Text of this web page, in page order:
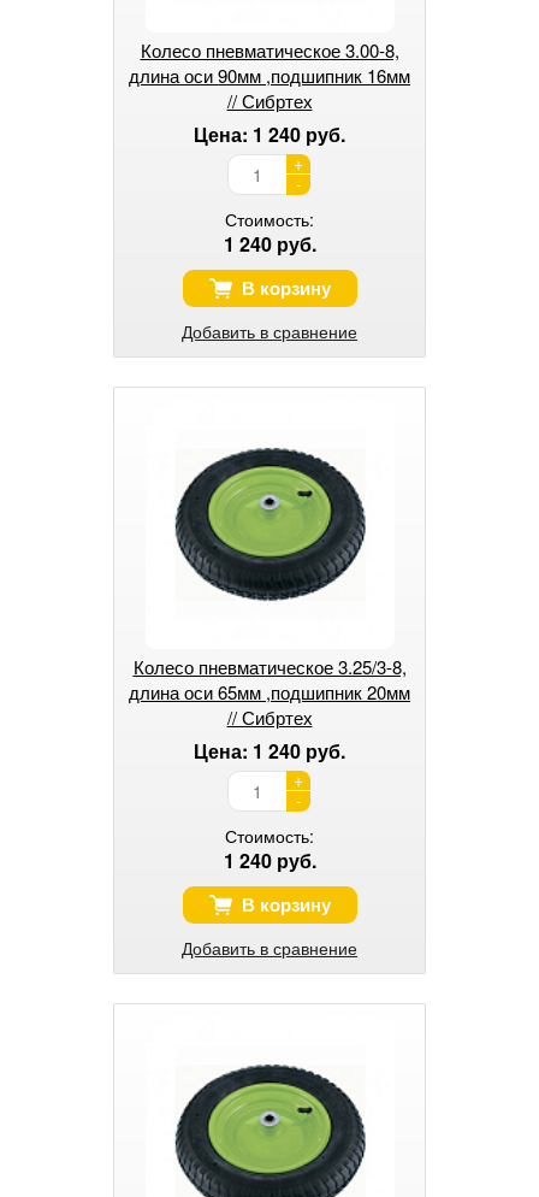
Колесо пневматическое 3.00-8,
длина оси 90мм ,подшипник 16мм
// Сибртех
Цена: 1 240 руб.
+
-
Стоимость:
1 240 руб.
В корзину
Добавить в сравнение
Колесо пневматическое 3.25/3-8,
длина оси 65мм ,подшипник 20мм
// Сибртех
Цена: 1 240 руб.
+
-
Стоимость:
1 240 руб.
В корзину
Добавить в сравнение